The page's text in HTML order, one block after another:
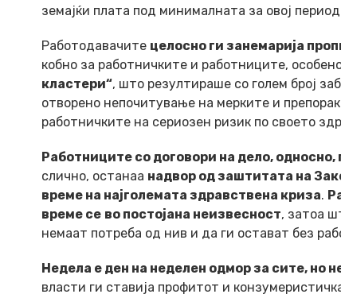
земајќи плата под минималната за овој
Работодавачите целосно ги занемарија
кобно за работничките и работниците,
кластери“, што резултираше со голем број
отворено непочитување на мерките и
работничките на сериозен ризик по своето
Работниците со договори на дело,
слично, останаа надвор од заштитата на
време на најголемата здравствена криза.
време се во постојана неизвесност, затоа
немаат потреба од нив и да ги остават без
Недела е ден на неделен одмор за сите, но
власти ги ставија профитот и